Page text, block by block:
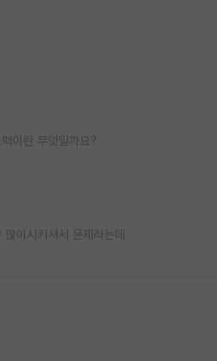
이란 무엇일까요?
이시키셔서 문제라는데